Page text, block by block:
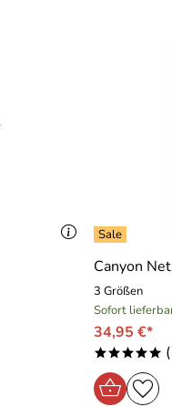
Canyon
3 Größen
Sofort
34,95 €*
*****